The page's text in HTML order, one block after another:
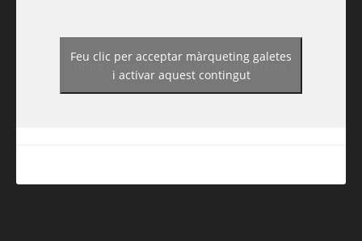
https://www.facebook.com/guiadereus/
Feu clic per acceptar màrqueting galetes
i activar aquest contingut